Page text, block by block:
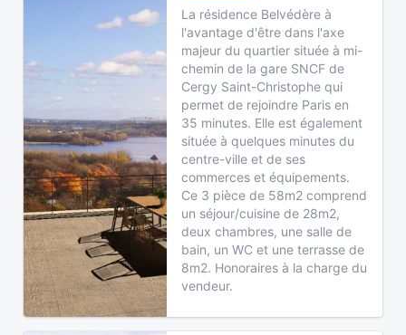
La résidence Belvédère à
l'avantage d'être dans l'axe
majeur du quartier située à mi-
chemin de la gare SNCF de
Cergy Saint-Christophe qui
permet de rejoindre Paris en
35 minutes. Elle est également
située à quelques minutes du
centre-ville et de ses
commerces et équipements.
Ce 3 pièce de 58m2 comprend
un séjour/cuisine de 28m2,
deux chambres, une salle de
bain, un WC et une terrasse de
8m2. Honoraires à la charge du
vendeur.